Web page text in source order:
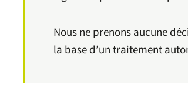
Nous ne prenons aucune
la base d’un traitement